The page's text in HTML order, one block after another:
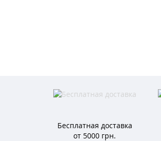
Бесплатная доставка
от 5000 грн.